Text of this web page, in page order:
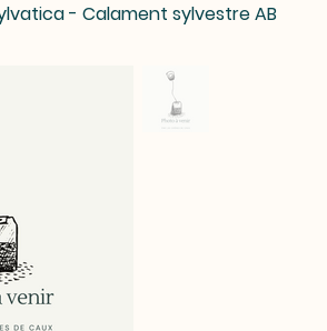
- Calament sylvestre AB